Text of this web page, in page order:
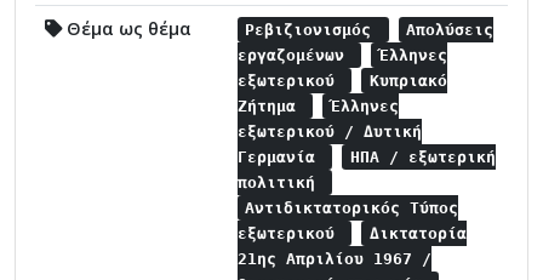
Θέμα ως θέμα Ρεβιζιονισμός
Απολύσεις
εργαζομένων
Έλληνες
εξωτερικού
Κυπριακό
Ζήτημα
Έλληνες
εξωτερικού / Δυτική
Γερμανία
ΗΠΑ / εξωτερική
πολιτική
Αντιδικτατορικός Τύπος
εξωτερικού
Δικτατορία
21ης Απριλίου 1967 /